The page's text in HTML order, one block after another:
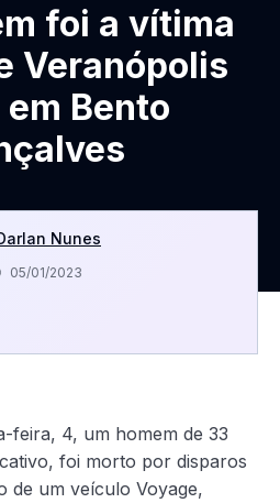
foi a vítima
Veranópolis
Bento
Nunes
05/01/2023
feira, 4, um homem de 33
foi morto por disparos
de um veículo Voyage,